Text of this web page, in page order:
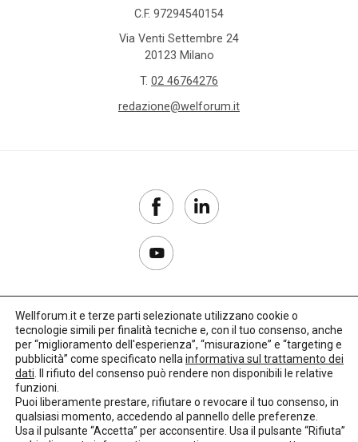
C.F. 97294540154
Via Venti Settembre 24
20123 Milano
T. 02 46764276
redazione@welforum.it
Copyright 2017–2026
Privacy Policy
Credits: LO Studio
Wellforum.it e terze parti selezionate utilizzano cookie o
tecnologie simili per finalità tecniche e, con il tuo consenso, anche
per “miglioramento dell'esperienza”, “misurazione” e “targeting e
pubblicità” come specificato nella informativa sul trattamento dei
dati . Il rifiuto del consenso può rendere non disponibili le relative
funzioni.
Puoi liberamente prestare, rifiutare o revocare il tuo consenso, in
qualsiasi momento, accedendo al pannello delle preferenze.
Usa il pulsante “Accetta” per acconsentire. Usa il pulsante “Rifiuta”